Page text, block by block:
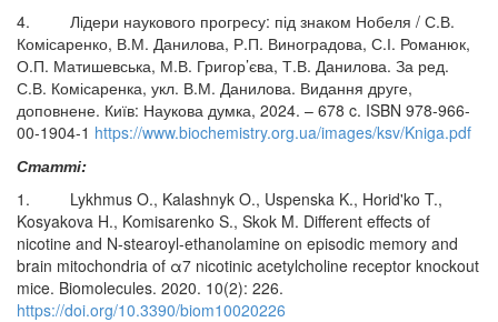
4. Лідери наукового прогресу: під знаком Нобеля / С.В.
Комісаренко, В.М. Данилова, Р.П. Виноградова, С.І. Романюк,
О.П. Матишевська, М.В. Григор’єва, Т.В. Данилова. За ред.
С.В. Комісаренка, укл. В.М. Данилова. Видання друге,
доповнене. Київ: Наукова думка, 2024. – 678 c. ISBN 978-966-
00-1904-1 https://www.biochemistry.org.ua/images/ksv/Kniga.pdf
Статті:
1. Lykhmus O., Kalashnyk O., Uspenska K., Horid'ko T.,
Kosyakova H., Komisarenko S., Skok M. Different effects of
nicotine and N-stearoyl-ethanolamine on episodic memory and
brain mitochondria of α7 nicotinic acetylcholine receptor knockout
mice. Biomolecules. 2020. 10(2): 226.
https://doi.org/10.3390/biom10020226